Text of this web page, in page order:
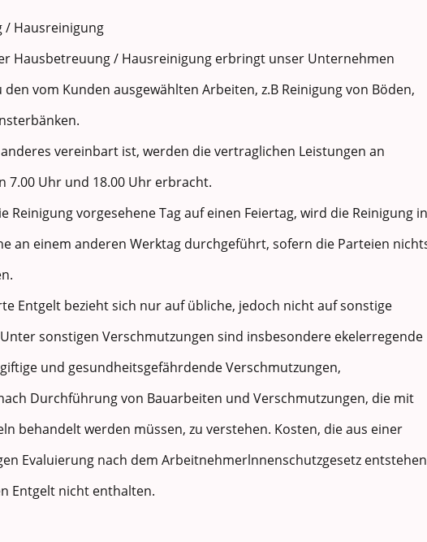
/ Hausreinigung
Hausbetreuung / Hausreinigung erbringt unser Unternehmen
vom Kunden ausgewählten Arbeiten, z.B Reinigung von Böden,
vereinbart ist, werden die vertraglichen Leistungen an
7.00 Uhr und 18.00 Uhr erbracht.
Reinigung vorgesehene Tag auf einen Feiertag, wird die Reinigung in
an einem anderen Werktag durchgeführt, sofern die Parteien
Entgelt bezieht sich nur auf übliche, jedoch nicht auf sonstige
sonstigen Verschmutzungen sind insbesondere ekelerregende
und gesundheitsgefährdende Verschmutzungen,
Durchführung von Bauarbeiten und Verschmutzungen, die mit
behandelt werden müssen, zu verstehen. Kosten, die aus einer
Evaluierung nach dem Arbeitnehmerlnnenschutzgesetz
Entgelt nicht enthalten.